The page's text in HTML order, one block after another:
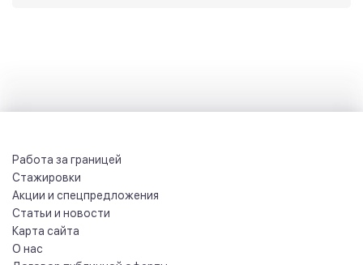
Работа за границей
Стажировки
Акции и спецпредложения
Статьи и новости
Карта сайта
О нас